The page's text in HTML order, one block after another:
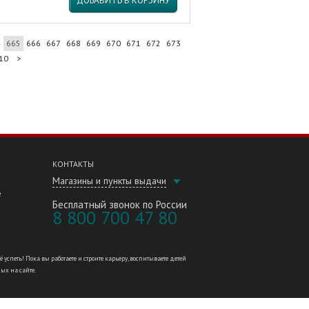
665 666 667 668 669 670 671 672
673
>
КОНТАКТЫ
Магазины и пункты выдачи
Бесплатный звонок по России
8 800 700 47 80
Пока вы работаете и строите карьеру, воспитываете детей
на сайте.